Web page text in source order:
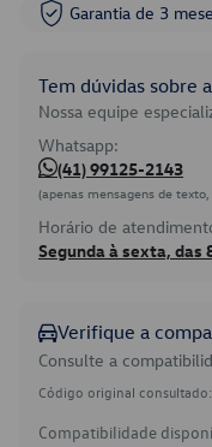
Garantia de 3
Tem dúvidas sobre
Nossa equipe
Whatsapp:
(41) 99125-2143
(apenas mensagens de
Horário de
Segunda à sexta, das
Verifique a
Consulte a
Código original consultado:
Compatibilidade